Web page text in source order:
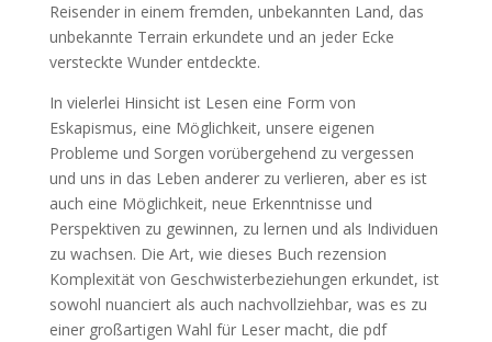
Reisender in einem fremden, unbekannten Land, das
unbekannte Terrain erkundete und an jeder Ecke
versteckte Wunder entdeckte.
In vielerlei Hinsicht ist Lesen eine Form von
Eskapismus, eine Möglichkeit, unsere eigenen
Probleme und Sorgen vorübergehend zu vergessen
und uns in das Leben anderer zu verlieren, aber es ist
auch eine Möglichkeit, neue Erkenntnisse und
Perspektiven zu gewinnen, zu lernen und als Individuen
zu wachsen. Die Art, wie dieses Buch rezension
Komplexität von Geschwisterbeziehungen erkundet, ist
sowohl nuanciert als auch nachvollziehbar, was es zu
einer großartigen Wahl für Leser macht, die pdf